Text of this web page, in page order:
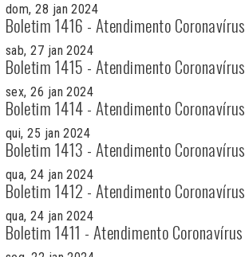
dom, 28 jan 2024
Boletim 1416 - Atendimento Coronavírus
sab, 27 jan 2024
Boletim 1415 - Atendimento Coronavírus
sex, 26 jan 2024
Boletim 1414 - Atendimento Coronavírus
qui, 25 jan 2024
Boletim 1413 - Atendimento Coronavírus
qua, 24 jan 2024
Boletim 1412 - Atendimento Coronavírus
qua, 24 jan 2024
Boletim 1411 - Atendimento Coronavírus